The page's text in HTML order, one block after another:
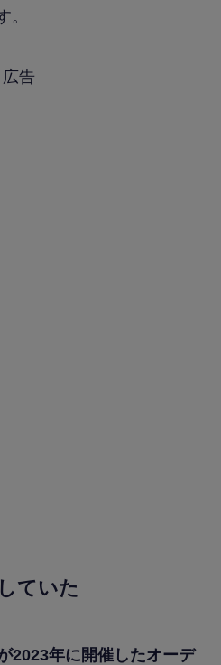
。
広告
ていた
2023年に開催したオーデ